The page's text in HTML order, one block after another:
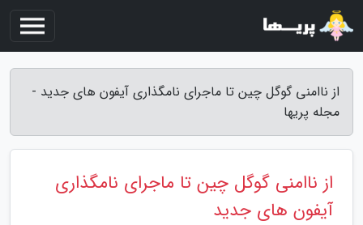
از ناامنی گوگل چین تا ماجرای نامگذاری آیفون های جدید -
مجله پریها
از ناامنی گوگل چین تا ماجرای نامگذاری
آیفون های جدید